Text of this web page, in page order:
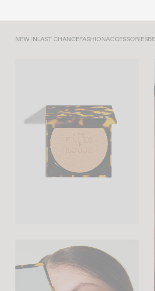
NEW INLAST CHANCEFASHIONACCESSORIES